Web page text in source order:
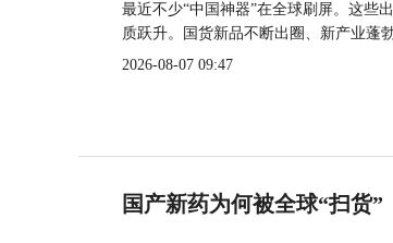
最近不少“中国神器”在全球刷屏。这些
质跃升。国货新品不断出圈、新产业蓬
2026-08-07 09:47
国产新药为何被全球“扫货”